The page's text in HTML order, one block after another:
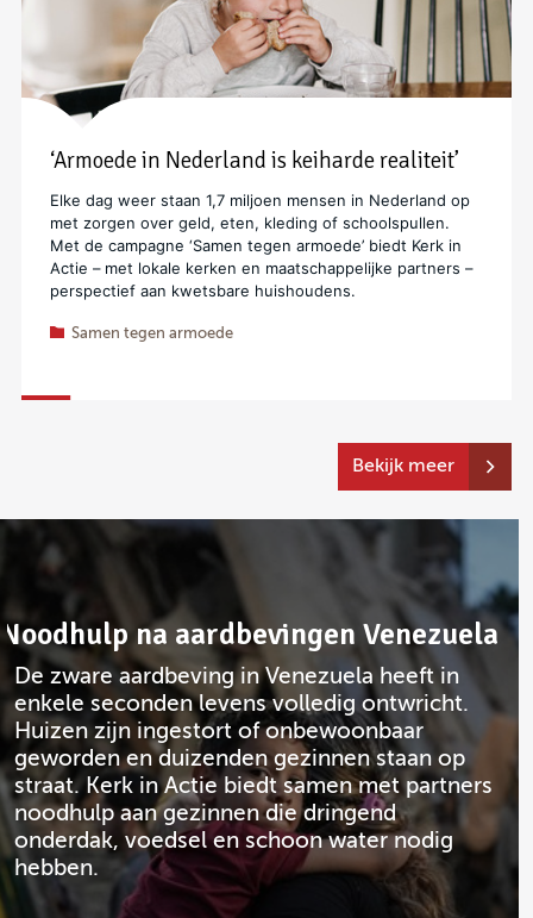
‘Armoede in Nederland is keiharde realiteit’
Elke dag weer staan 1,7 miljoen mensen in Nederland op
met zorgen over geld, eten, kleding of schoolspullen.
Met de campagne ‘Samen tegen armoede’ biedt Kerk in
Actie – met lokale kerken en maatschappelijke partners –
perspectief aan kwetsbare huishoudens.
Samen tegen armoede
Bekijk meer
Noodhulp na aardbevingen Venezuela
De zware aardbeving in Venezuela heeft in
enkele seconden levens volledig ontwricht.
Huizen zijn ingestort of onbewoonbaar
geworden en duizenden gezinnen staan op
straat. Kerk in Actie biedt samen met partners
noodhulp aan gezinnen die dringend
onderdak, voedsel en schoon water nodig
hebben.